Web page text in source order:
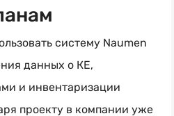
систему Naumen
данных о КЕ,
и инвентаризации
проекту в компании уже